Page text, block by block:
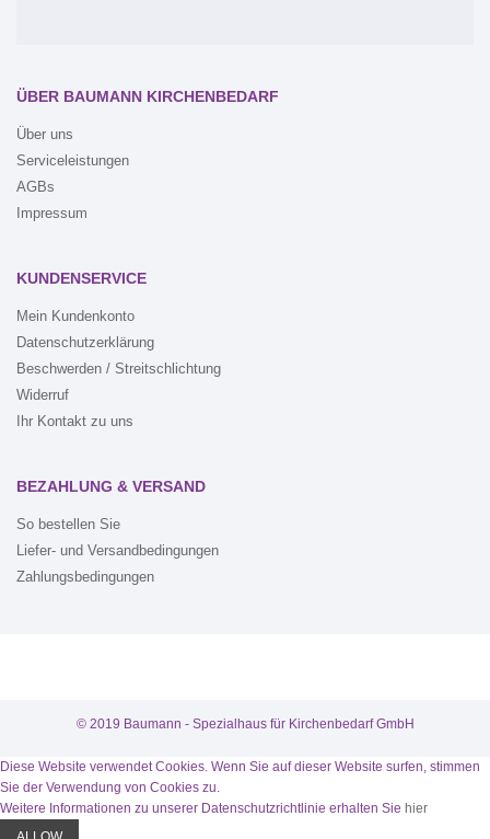
ÜBER BAUMANN KIRCHENBEDARF
Über uns
Serviceleistungen
AGBs
Impressum
KUNDENSERVICE
Mein Kundenkonto
Datenschutzerklärung
Beschwerden / Streitschlichtung
Widerruf
Ihr Kontakt zu uns
BEZAHLUNG & VERSAND
So bestellen Sie
Liefer- und Versandbedingungen
Zahlungsbedingungen
© 2019 Baumann - Spezialhaus für Kirchenbedarf GmbH
WEITER 10
Diese Website verwendet Cookies. Wenn Sie auf dieser Website surfen, stimmen
Sie der Verwendung von Cookies zu.
Weitere Informationen zu unserer Datenschutzrichtlinie erhalten Sie hier